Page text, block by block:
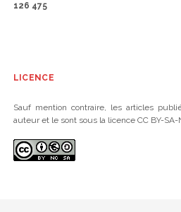
126 475
LICENCE
Sauf mention contraire, les articles
auteur et le sont sous la licence CC BY-SA-